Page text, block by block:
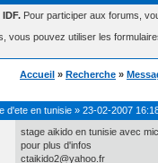
Pour participer aux forums,
vous pouvez utiliser les
Accueil » Recherche »
d'ete en tunisie » 23-02-2007
stage aikido en tunisie avec
pour plus d'infos
ctaikido2@yahoo.fr